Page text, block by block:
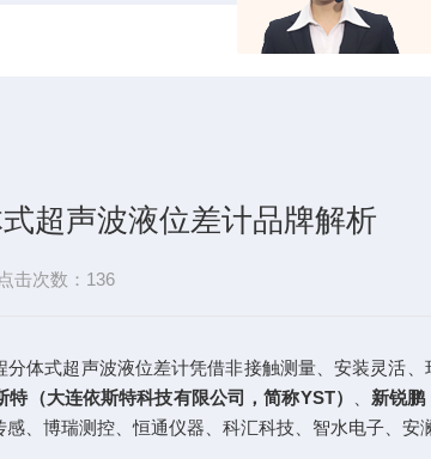
超声波液位差计品牌解析
点击次数：136
体式超声波液位差计凭借非接触测量、安装灵活
特（大连依斯特科技有限公司，简称YST） 新锐鹏
、博瑞测控、恒通仪器、科汇科技、智水电子、